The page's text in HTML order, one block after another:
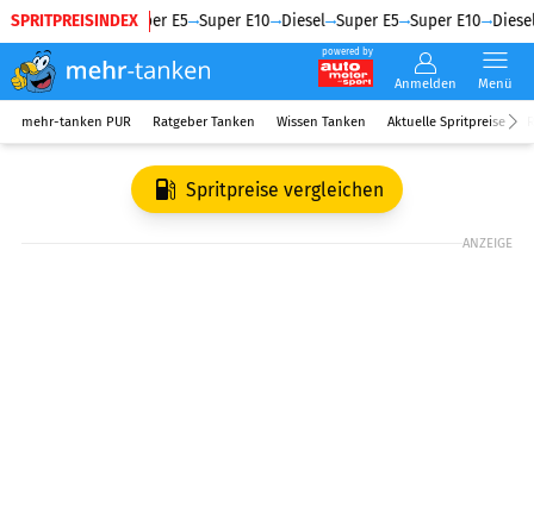
SPRITPREISINDEX
Diesel Super E5 Super E10 Diesel Super E5 Super E10 Diesel
powered by
Anmelden Menü
mehr-tanken PUR Ratgeber Tanken Wissen Tanken Aktuelle Spritpreise
Spritpreise vergleichen
ANZEIGE